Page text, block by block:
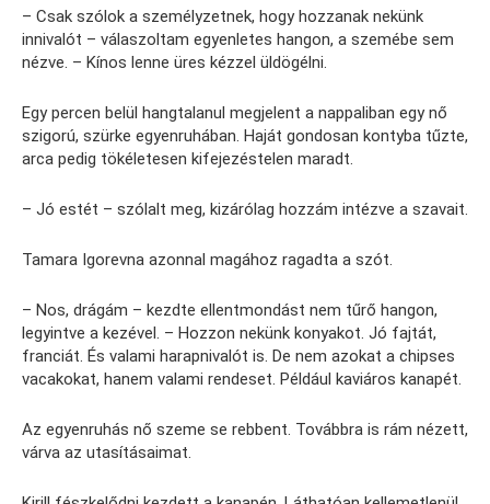
– Csak szólok a személyzetnek, hogy hozzanak nekünk
innivalót – válaszoltam egyenletes hangon, a szemébe sem
nézve. – Kínos lenne üres kézzel üldögélni.
Egy percen belül hangtalanul megjelent a nappaliban egy nő
szigorú, szürke egyenruhában. Haját gondosan kontyba tűzte,
arca pedig tökéletesen kifejezéstelen maradt.
– Jó estét – szólalt meg, kizárólag hozzám intézve a szavait.
Tamara Igorevna azonnal magához ragadta a szót.
– Nos, drágám – kezdte ellentmondást nem tűrő hangon,
legyintve a kezével. – Hozzon nekünk konyakot. Jó fajtát,
franciát. És valami harapnivalót is. De nem azokat a chipses
vacakokat, hanem valami rendeset. Például kaviáros kanapét.
Az egyenruhás nő szeme se rebbent. Továbbra is rám nézett,
várva az utasításaimat.